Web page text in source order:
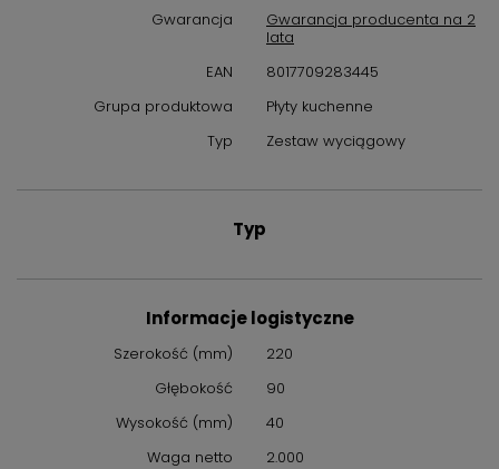
Nie zwlekaj i zapewnij swojej kuchni najlepsze wyposażenie
akcesorium Smeg KITEHOBD. Sprawdź już dziś, jak ten
gotowanie.
Gwarancja
Gwarancja producenta na 2
lata
EAN
8017709283445
Grupa produktowa
Płyty kuchenne
Typ
Zestaw wyciągowy
Typ
Informacje logistyczne
Szerokość (mm)
220
Głębokość
90
Wysokość (mm)
40
Waga netto
2.000